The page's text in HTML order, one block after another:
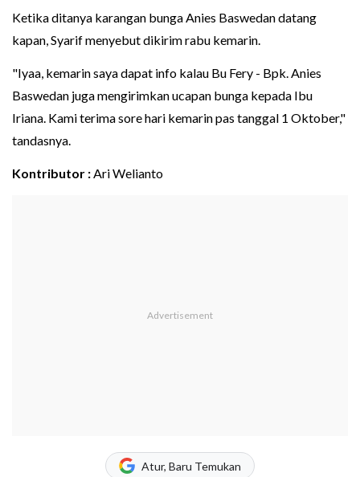
Ketika ditanya karangan bunga Anies Baswedan datang
kapan, Syarif menyebut dikirim rabu kemarin.
"Iyaa, kemarin saya dapat info kalau Bu Fery - Bpk. Anies
Baswedan juga mengirimkan ucapan bunga kepada Ibu
Iriana. Kami terima sore hari kemarin pas tanggal 1 Oktober,"
tandasnya.
Kontributor :Ari Welianto
Atur, Baru Temukan